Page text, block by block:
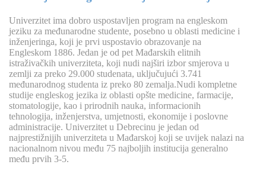
Univerzitet ima dobro uspostavljen program na engleskom
jeziku za međunarodne studente, posebno u oblasti medicine i
inženjeringa, koji je prvi uspostavio obrazovanje na
Engleskom 1886. Jedan je od pet Mađarskih elitnih
istraživačkih univerziteta, koji nudi najširi izbor smjerova u
zemlji za preko 29.000 studenata, uključujući 3.741
međunarodnog studenta iz preko 80 zemalja.Nudi kompletne
studije engleskog jezika iz oblasti opšte medicine, farmacije,
stomatologije, kao i prirodnih nauka, informacionih
tehnologija, inženjerstva, umjetnosti, ekonomije i poslovne
administracije. Univerzitet u Debrecinu je jedan od
najprestižnijih univerziteta u Mađarskoj koji se uvijek nalazi na
nacionalnom nivou među 75 najboljih institucija generalno
među prvih 3-5.